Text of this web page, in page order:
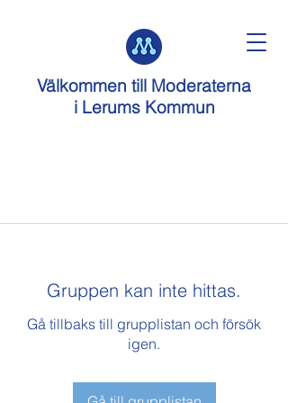
Välkommen till Moderaterna
i Lerums Kommun
Gruppen kan inte hittas.
Gå tillbaks till grupplistan och försök
igen.